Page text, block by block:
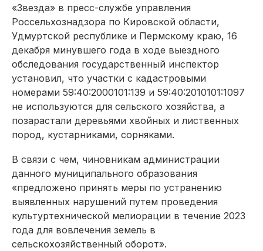
«Звезда» в пресс-службе управления
Россельхознадзора по Кировской области,
Удмуртской республике и Пермскому краю, 16
декабря минувшего года в ходе выездного
обследования государственный инспектор
установил, что участки с кадастровыми
номерами 59:40:2000101:139 и 59:40:2010101:1097
не используются для сельского хозяйства, а
позарастали деревьями хвойных и лиственных
пород, кустарниками, сорняками.
В связи с чем, чиновникам администрации
данного муниципального образования
«предложено принять меры по устранению
выявленных нарушений путем проведения
культуртехнической мелиорации в течение 2023
года для вовлечения земель в
сельскохозяйственный оборот».